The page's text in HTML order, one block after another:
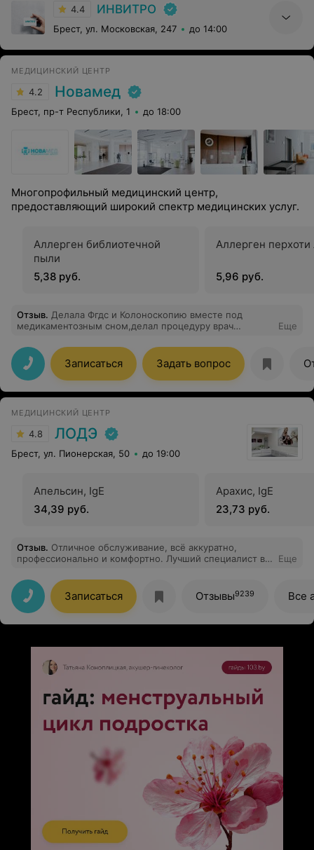
4.4 ИНВИТРО
Брест, ул. Московская, 247 до 14:00
МЕДИЦИНСКИЙ ЦЕНТР
4.2 Новамед
Брест, пр-т Республики, 1 до 18:00
Многопрофильный медицинский центр,
предоставляющий широкий спектр медицинских услуг.
Аллерген библиотечной
пыли
5,38 руб.
Аллерген
5,96 руб.
Отзыв. Делала Фгдс и Колоноскопию вместе под
медикаментозным сном,делал процедуру врач
доброжелательный,закрыла глаза,уснула и
проснулась,когда уже в палате,ничего не болит, не
беспокоит,ощущение,что будто и не делали
ничего,очень внимательная анестезиолог,все
спрашивает,наблюдает самочувствие,все очень
Еще
Записаться Задать вопрос
МЕДИЦИНСКИЙ ЦЕНТР
4.8 ЛОДЭ
Брест, ул. Пионерская, 50 до 19:00
Апельсин, IgE
34,39 руб.
Арахис, IgE
23,73 руб.
Отзыв. Отличное обслуживание, всё аккуратно,
профессионально и комфортно. Лучший специалист в
результат.
Еще
Записаться Отзывы9239 Все